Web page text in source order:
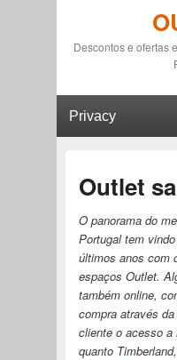
Descontos e ofertas
Outlet
O panorama do
Portugal tem
últimos anos com
espaços Outlet.
também online,
compra através
cliente o acesso a
quanto